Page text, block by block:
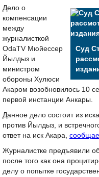
Суд
Дело о
компенсации
между
журналисткой
OdaTV Мюйессер
Йылдыз и
министром
обороны Хулюси
Акаром возобновилось 10
первой инстанции Анкары.
Данное дело состоит из
против Йылдыз, и
ответ на иск Акара,
Журналистке предъявили
после того как она
делу о попытке